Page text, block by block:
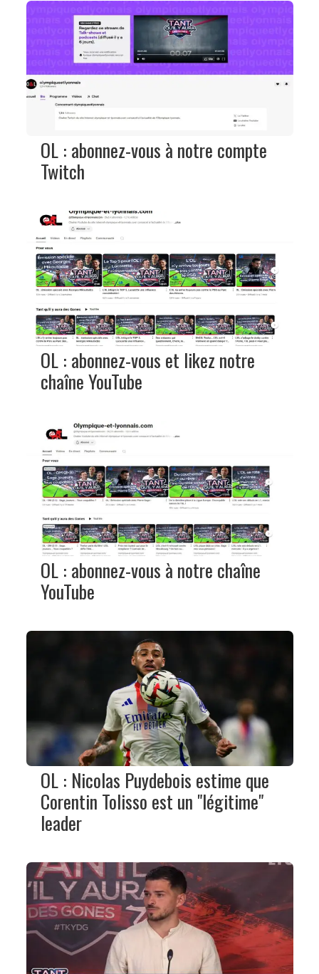
OL : abonnez-vous à notre compte
Twitch
OL : abonnez-vous et likez notre
chaîne YouTube
OL : abonnez-vous à notre chaîne
YouTube
OL : Nicolas Puydebois estime que
Corentin Tolisso est un "légitime"
leader